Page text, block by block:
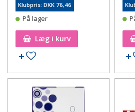
Klubpris: DKK 76,46
På lager
Læg i kurv
Tilføj til ønskeseddel